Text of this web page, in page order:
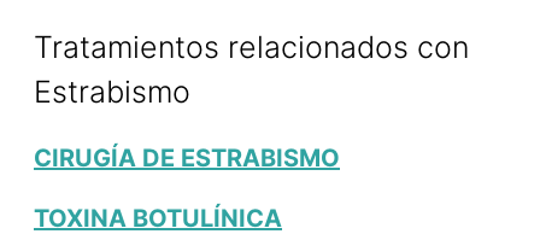
Tratamientos relacionados con
Estrabismo
CIRUGÍA DE ESTRABISMO
TOXINA BOTULÍNICA